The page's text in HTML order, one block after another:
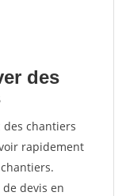
des
des chantiers
rapidement
devis en